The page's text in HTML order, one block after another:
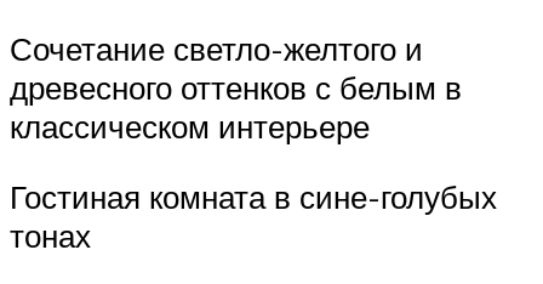
Сочетание светло-желтого и
древесного оттенков с белым в
классическом интерьере
Гостиная комната в сине-голубых
тонах